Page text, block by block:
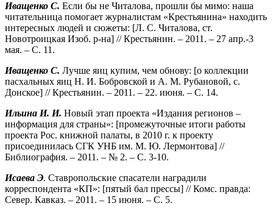
Иващенко С. Если бы не Читалова, прошли бы мимо: наша
читательница помогает журналистам «Крестьянина» находить
интересных людей и сюжеты: [Л. С. Читалова, ст.
Новотроицкая Изоб. р-на] // Крестьянин. – 2011. – 27 апр.-3
мая. – С. 11.
Иващенко С. Лучше яиц купим, чем обнову: [о коллекции
пасхальных яиц Н. И. Бобровской и А. М. Рубановой, с.
Донское] // Крестьянин. – 2011. – 22. июня. – С. 14.
Ильина И. И. Новый этап проекта «Издания регионов –
информация для страны»: [промежуточные итоги работы
проекта Рос. книжной палаты, в 2010 г. к проекту
присоединилась СГК УНБ им. М. Ю. Лермонтова] //
Библиография. – 2011. – № 2. – С. 3-10.
Исаева Э. Ставропольские спасатели наградили
корреспондента «КП»: [пятый бал прессы] // Комс. правда:
Север. Кавказ. – 2011. – 15 июня. – С. 5.